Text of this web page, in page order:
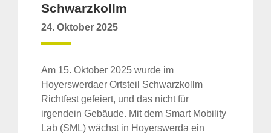
Schwarzkollm
24. Oktober 2025
Am 15. Oktober 2025 wurde im
Hoyerswerdaer Ortsteil Schwarzkollm
Richtfest gefeiert, und das nicht für
irgendein Gebäude. Mit dem Smart Mobility
Lab (SML) wächst in Hoyerswerda ein